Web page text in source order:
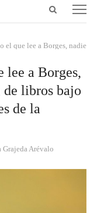
Abrir
búsqueda
el que lee a Borges, nadie
lee a Borges,
de libros bajo
de la
Grajeda Arévalo